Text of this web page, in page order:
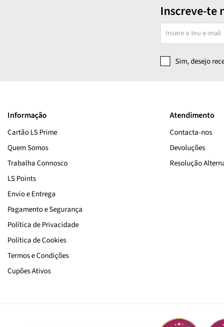
Inscreve-te
Sim, desejo
Informação
Cartão LS Prime
Quem Somos
Trabalha Connosco
LS Points
Envio e Entrega
Pagamento e Segurança
Política de Privacidade
Política de Cookies
Termos e Condições
Cupões Ativos
Atendimento
Contacta-nos
Devoluções
Resolução